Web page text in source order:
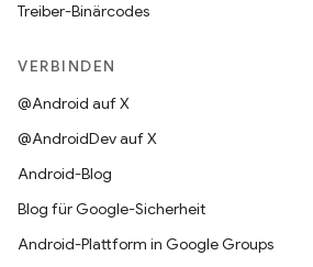
Treiber-Binärcodes
VERBINDEN
@Android auf X
@AndroidDev auf X
Android-Blog
Blog für Google-Sicherheit
Android-Plattform in Google Groups